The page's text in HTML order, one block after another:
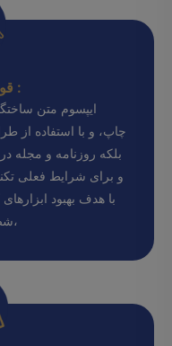
قوانین خردسال :
ایپسوم متن
چاپ، و با استفاده از
بلکه روزنامه و مجله
و برای شرایط فعلی
با هدف بهبود
شصت و سه درصد گذشته حال و آینده،